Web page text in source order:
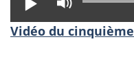
le
mode
Vidéo du